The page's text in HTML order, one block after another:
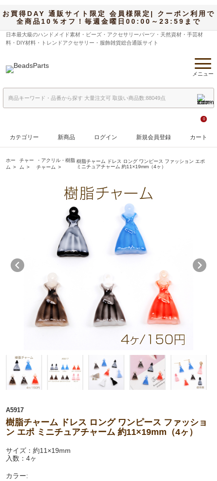
お買得DAY 通販サイト限定 会員様限定| クーポン利用で
全商品10％オフ！毎週金曜日00:00～23:59まで
日本最大級のハンドメイド素材・ビーズ・アクセサリーパーツ・天然資材・手芸材
料・DIY材料・トレンドアクセサリー・服飾雑貨総合通販サイト
メニュー
カテゴリー 新商品 ログイン 新規会員登録
0
カート
ホー
ム
チャー
ム
・アクリル・樹脂
チャーム
樹脂チャーム ドレス ロング ワンピース ファッション エポ
ミニチュアチャーム 約11×19mm（4ヶ）
A5917
樹脂チャーム ドレス ロング ワンピース ファッショ
ン エポ ミニチュアチャーム 約11×19mm（4ヶ）
サイズ：約11×19mm
入数：4ヶ
カラー: